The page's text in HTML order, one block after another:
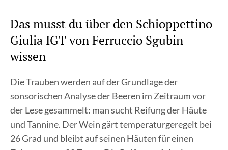
Das musst du über den Schioppettino
Giulia IGT von Ferruccio Sgubin
wissen
Die Trauben werden auf der Grundlage der
sonsorischen Analyse der Beeren im Zeitraum vor
der Lese gesammelt: man sucht Reifung der Häute
und Tannine. Der Wein gärt temperaturgeregelt bei
26 Grad und bleibt auf seinen Häuten für einen